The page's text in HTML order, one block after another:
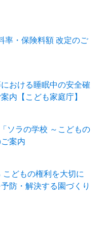
率・保険料額 改定のご
おける睡眠中の安全確
内【こども家庭庁】
ソラの学校 ～こどもの
案内
どもの権利を大切に
防・解決する園づくり